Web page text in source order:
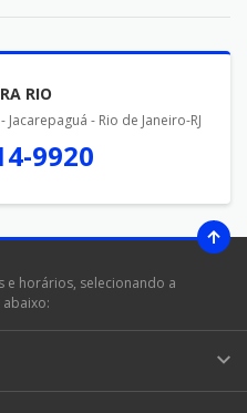
RIO
- Rio de Janeiro-RJ
9920
e horários, selecionando a